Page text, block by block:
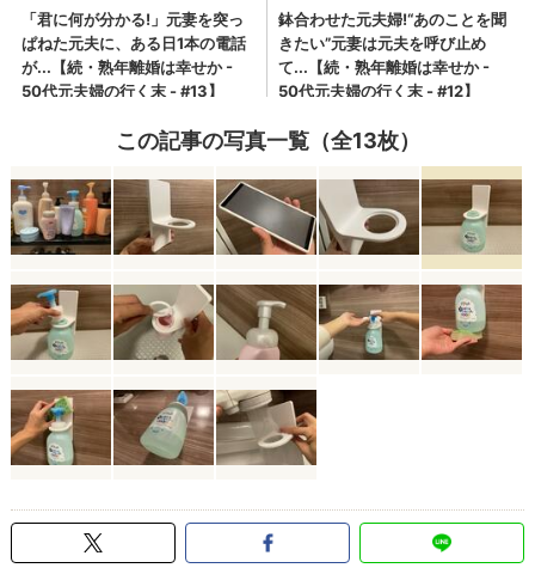
この記事の写真一覧（全13枚）